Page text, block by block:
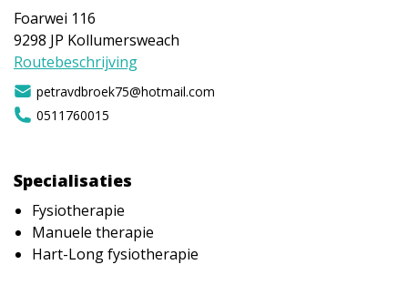
Foarwei 116
9298 JP Kollumersweach
Routebeschrijving
petravdbroek75@hotmail.com
0511760015
Specialisaties
Fysiotherapie
Manuele therapie
Hart-Long fysiotherapie